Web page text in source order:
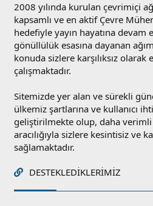
2008 yılında kurulan çevrimiçi
kapsamlı ve en aktif Çevre
hedefiyle yayın hayatına devam
gönüllülük esasına dayanan
konuda sizlere karşılıksız
çalışmaktadır.
Sitemizde yer alan ve sürekli
ülkemiz şartlarına ve kullanıcı
geliştirilmekte olup, daha verimli
aracılığıyla sizlere kesintisiz ve
sağlamaktadır.
DESTEKLEDIKLERIMIZ